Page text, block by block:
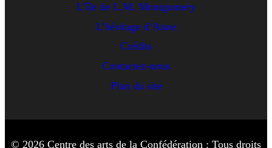
L’île de L.M. Montgomery
L’héritage d’Anne
Crédits
Contactez-nous
Plan du site
© 2026 Centre des arts de la Confédération : Tous droits